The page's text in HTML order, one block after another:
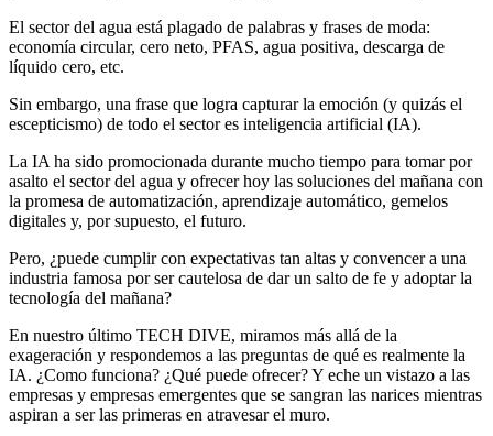
El sector del agua está plagado de palabras y frases de moda:
economía circular, cero neto, PFAS, agua positiva, descarga de
líquido cero, etc.
Sin embargo, una frase que logra capturar la emoción (y quizás el
escepticismo) de todo el sector es inteligencia artificial (IA).
La IA ha sido promocionada durante mucho tiempo para tomar por
asalto el sector del agua y ofrecer hoy las soluciones del mañana con
la promesa de automatización, aprendizaje automático, gemelos
digitales y, por supuesto, el futuro.
Pero, ¿puede cumplir con expectativas tan altas y convencer a una
industria famosa por ser cautelosa de dar un salto de fe y adoptar la
tecnología del mañana?
En nuestro último TECH DIVE, miramos más allá de la
exageración y respondemos a las preguntas de qué es realmente la
IA. ¿Como funciona? ¿Qué puede ofrecer? Y eche un vistazo a las
empresas y empresas emergentes que se sangran las narices mientras
aspiran a ser las primeras en atravesar el muro.